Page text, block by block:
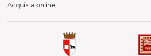
Acquista online